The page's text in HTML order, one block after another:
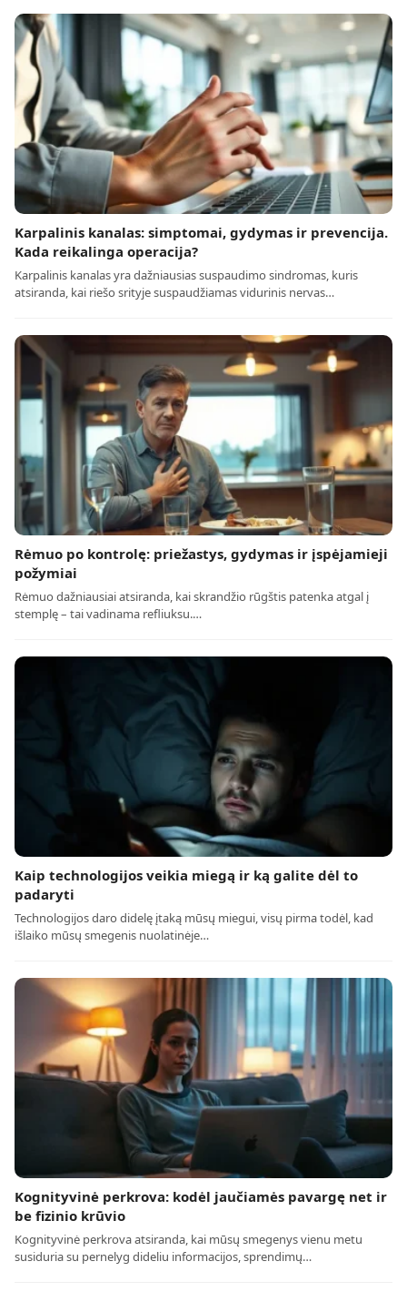
Karpalinis kanalas: simptomai, gydymas ir prevencija.
Kada reikalinga operacija?
Karpalinis kanalas yra dažniausias suspaudimo sindromas, kuris
atsiranda, kai riešo srityje suspaudžiamas vidurinis nervas…
Rėmuo po kontrolę: priežastys, gydymas ir įspėjamieji
požymiai
Rėmuo dažniausiai atsiranda, kai skrandžio rūgštis patenka atgal į
stemplę – tai vadinama refliuksu.…
Kaip technologijos veikia miegą ir ką galite dėl to
padaryti
Technologijos daro didelę įtaką mūsų miegui, visų pirma todėl, kad
išlaiko mūsų smegenis nuolatinėje…
Kognityvinė perkrova: kodėl jaučiamės pavargę net ir
be fizinio krūvio
Kognityvinė perkrova atsiranda, kai mūsų smegenys vienu metu
susiduria su pernelyg dideliu informacijos, sprendimų…